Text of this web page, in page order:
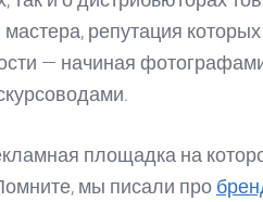
репутация
— начиная
площадка на
мы писали про